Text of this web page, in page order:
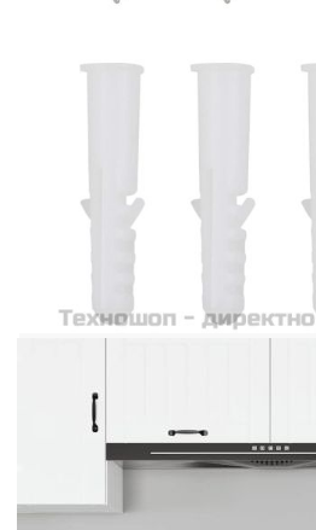
което гарантира вашата
включените монтажни
и сигурно да монтирате и
кухненския гръб. Забележка:
тествано на 240 градуса. Не
Цвят: Прозрачен
Дебелина: 6 мм
Материал: Закалено
Лесен за почистване
Предпазва от пръски от